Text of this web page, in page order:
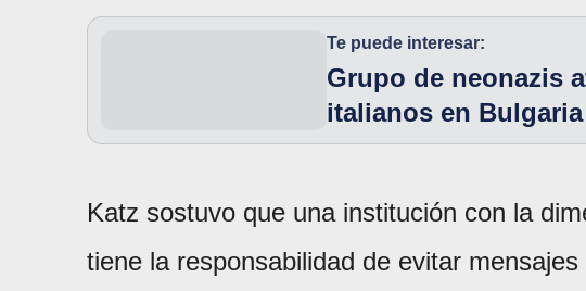
Te puede interesar:
Grupo de neonazis
italianos en
Katz sostuvo que una institución con la
tiene la responsabilidad de evitar